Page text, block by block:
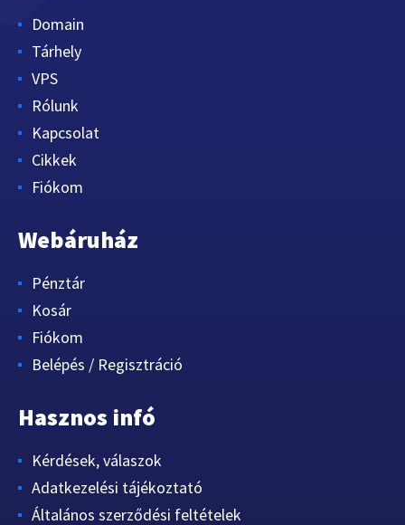
Domain
Tárhely
VPS
Rólunk
Kapcsolat
Cikkek
Fiókom
Webáruház
Pénztár
Kosár
Fiókom
Belépés / Regisztráció
Hasznos infó
Kérdések, válaszok
Adatkezelési tájékoztató
Általános szerződési feltételek